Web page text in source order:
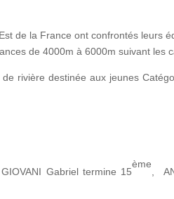
de la France ont confrontés leurs
de 4000m à 6000m suivant les
rivière destinée aux jeunes
Gabriel termine 15
ème
,